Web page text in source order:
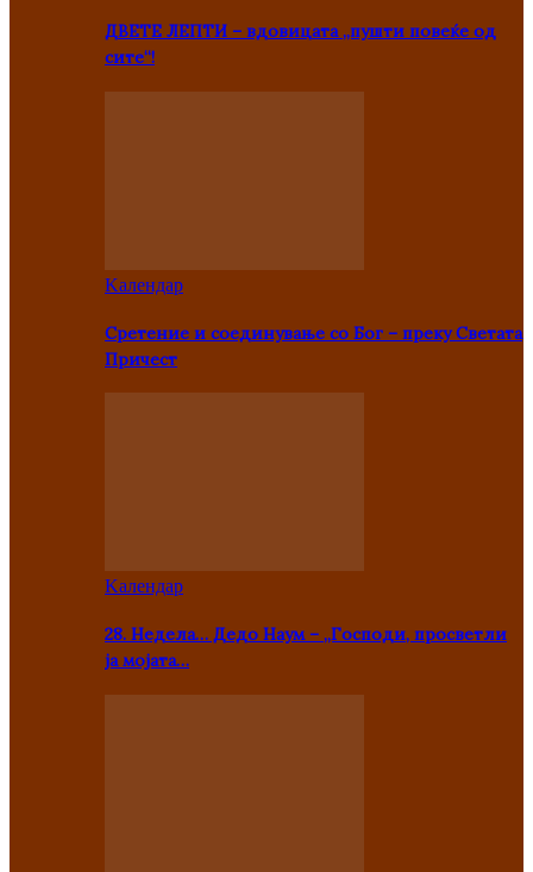
ДВЕТЕ ЛЕПТИ – вдовицата „пушти повеќе од
сите“!
Kалендар
Сретение и соединување со Бог – преку Светата
Причест
Kалендар
28. Недела… Дедо Наум – „Господи, просветли
ја мојата…